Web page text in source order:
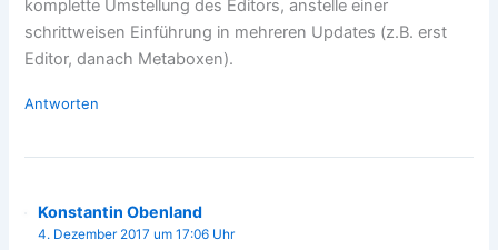
komplette Umstellung des Editors, anstelle einer
schrittweisen Einführung in mehreren Updates (z.B. erst
Editor, danach Metaboxen).
Antworten
Konstantin Obenland
4. Dezember 2017 um 17:06 Uhr